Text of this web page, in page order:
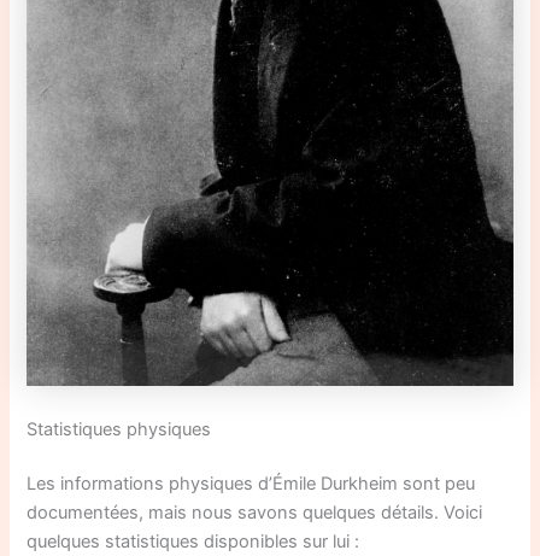
Statistiques physiques
Les informations physiques d’Émile Durkheim sont peu
documentées, mais nous savons quelques détails. Voici
quelques statistiques disponibles sur lui :